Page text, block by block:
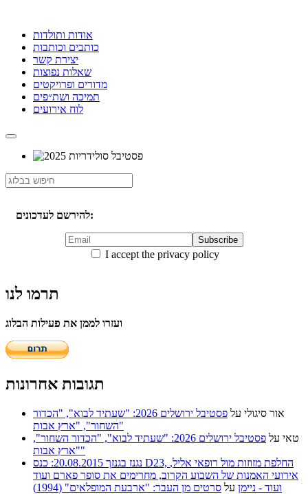
אודות ותולדות
כותבים וכותבות
יצירת קשר
שאלות נפוצות
מדורים ופרויקטים
תמיכה ושת״פים
לוח אירועים
להירשם לעדכונים:
I accept the privacy policy
תרמו לנו
ועזרו לממן את פעילות הבלוג
תגובות אחרונות
אור סיגולי על
פסטיבל ירושלים 2026: "שעתיד לבוא", "הכדור
השחור", "ארץ אבות"
טאי על
פסטיבל ירושלים 2026: "שעתיד לבוא", "הכדור השחור",
"ארץ אבות"
נגנז בגנזך 20.08.2015: כנס D23, החלפת מזוזות מול רופאי אליל,
אירועי האמנות של השבוע הקרוב, מחרימים את סופר פארם ועוד
ועוד - ניימן על סרטים מן העבר: "ארבעת המופלאים" (1994)